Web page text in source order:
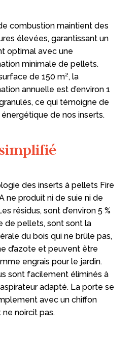
combustion maintient des
élevées, garantissant un
optimal avec une
minimale de pellets.
de 150 m², la
annuelle est d’environ 1
ce qui témoigne de
énergétique de nos inserts.
des inserts à pellets Fire
ne produit ni de suie ni de
résidus, sont d’environ 5 %
de pellets, sont sont la
du bois qui ne brûle pas,
d’azote et peuvent être
engrais pour le jardin.
sont facilement éliminés à
aspirateur adapté. La porte se
avec un chiffon
noircit pas.